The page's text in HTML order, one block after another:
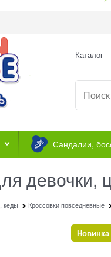
Каталог
Сандалии,
девочки,
кеды Кроссовки повседневные
Новинка